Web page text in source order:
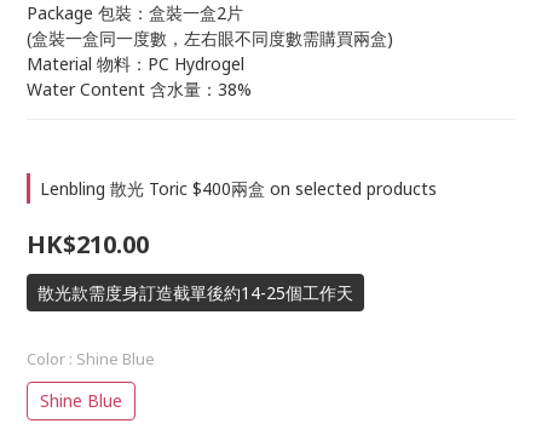
Package 包裝：盒裝一盒2片
(盒裝一盒同一度數，左右眼不同度數需購買兩盒)
Material 物料：PC Hydrogel
Water Content 含水量：38%
Lenbling 散光 Toric $400兩盒 on selected products
HK$210.00
散光款需度身訂造截單後約14-25個工作天
Color : Shine Blue
Shine Blue